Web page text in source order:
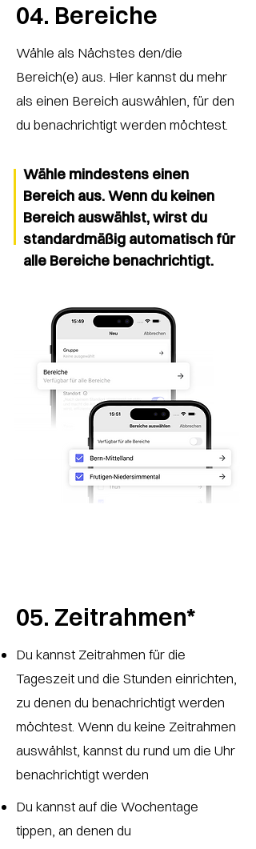
04. Bereiche
Wähle als Nächstes den/die
Bereich(e) aus. Hier kannst du mehr
als einen Bereich auswählen, für den
du benachrichtigt werden möchtest.
Wähle mindestens einen
Bereich aus. Wenn du keinen
Bereich auswählst, wirst du
standardmäßig automatisch für
alle Bereiche benachrichtigt.
05. Zeitrahmen*
Du kannst Zeitrahmen für die
Tageszeit und die Stunden einrichten,
zu denen du benachrichtigt werden
möchtest. Wenn du keine Zeitrahmen
auswählst, kannst du rund um die Uhr
benachrichtigt werden
Du kannst auf die Wochentage
tippen, an denen du